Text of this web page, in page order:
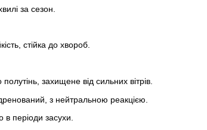
за сезон.
стійка до хвороб.
захищене від сильних вітрів.
з нейтральною реакцією.
періоди засухи.